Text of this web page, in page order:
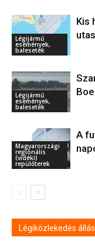
Légijármű
események,
balesetek
Kis
Légijármű
események,
balesetek
Magyarországi
regionális
(vidéki)
repülőterek
A
Légiközlekedés